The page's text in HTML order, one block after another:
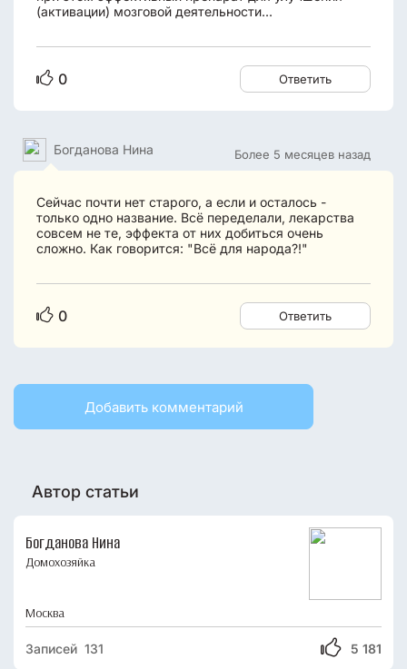
(активации) мозговой деятельности...
0 Ответить
Более 5 месяцев назад
Богданова Нина
Сейчас почти нет старого, а если и осталось -
только одно название. Всё переделали, лекарства
совсем не те, эффекта от них добиться очень
сложно. Как говорится: "Всё для народа?!"
0 Ответить
Добавить комментарий
Автор статьи
Богданова Нина
Домохозяйка
Москва
5 181
Записей 131